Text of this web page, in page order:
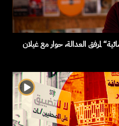
لمرفق العدالة، حوار مع غيلان